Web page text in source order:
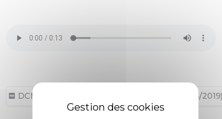
DCM N°19-04-25-33 (90,62 ko, publié le 20/05/